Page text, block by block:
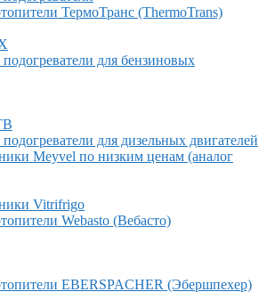
ТермоТранс (ThermoTrans)
для бензиновых
для дизельных двигателей
Meyvel по низким ценам (аналог
Vitrifrigo
Webasto (Вебасто)
EBERSPACHER (Эбершпехер)